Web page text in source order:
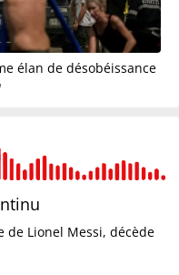
élan de désobéissance
de Lionel Messi, décède